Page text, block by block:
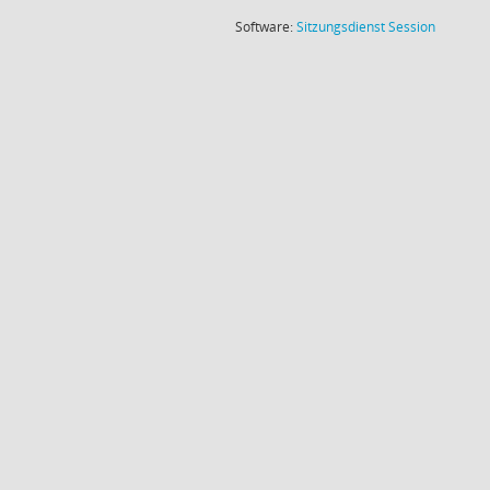
Software:SitzungsdienstSession(Wird in